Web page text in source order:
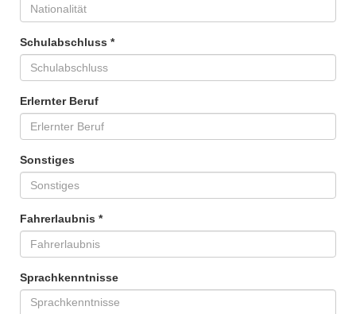
Schulabschluss *
Erlernter Beruf
Sonstiges
Fahrerlaubnis *
Sprachkenntnisse